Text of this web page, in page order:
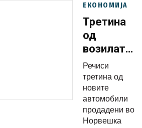
ЕКОНОМИЈА
Третина
од
возилата
во
Норвешка
се
Речиси
третина од
новите
автомобили
продадени во
Норвешка